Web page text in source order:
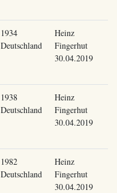
1934
Deutschland
Heinz
Fingerhut
30.04.2019
1938
Deutschland
Heinz
Fingerhut
30.04.2019
1982
Deutschland
Heinz
Fingerhut
30.04.2019